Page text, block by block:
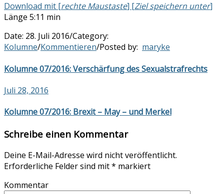
Download mit [rechte Maustaste] [Ziel speichern unter]
Länge 5:11 min
Date: 28. Juli 2016/Category:
Kolumne/Kommentieren/Posted by: maryke
Kolumne 07/2016: Verschärfung des Sexualstrafrechts
Juli 28, 2016
Kolumne 07/2016: Brexit – May – und Merkel
Schreibe einen Kommentar
Deine E-Mail-Adresse wird nicht veröffentlicht.
Erforderliche Felder sind mit* markiert
Kommentar